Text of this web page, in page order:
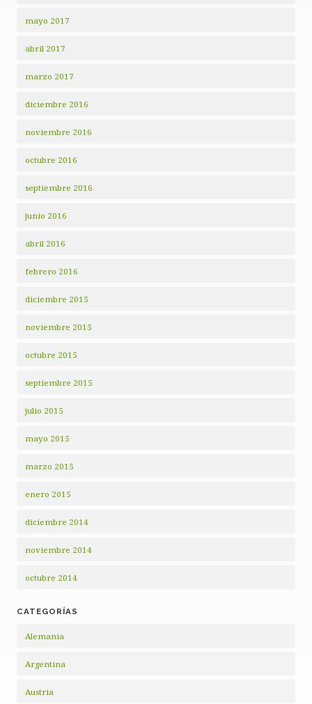
mayo 2017
abril 2017
marzo 2017
diciembre 2016
noviembre 2016
octubre 2016
septiembre 2016
junio 2016
abril 2016
febrero 2016
diciembre 2015
noviembre 2015
octubre 2015
septiembre 2015
julio 2015
mayo 2015
marzo 2015
enero 2015
diciembre 2014
noviembre 2014
octubre 2014
CATEGORÍAS
Alemania
Argentina
Austria